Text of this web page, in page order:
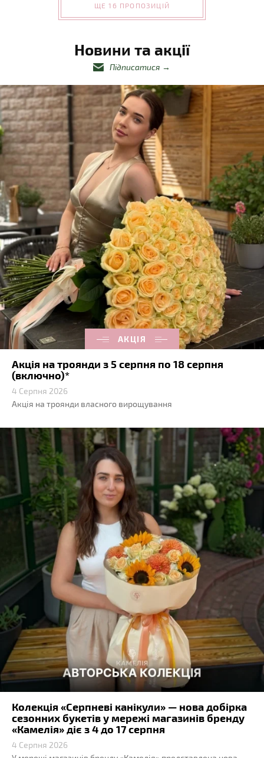
ЩЕ 16 ПРОПОЗИЦІЙ
Новини та акції
Підписатися →
АКЦІЯ
Акція на троянди з 5 серпня по 18 серпня
(включно)*
4 Серпня 2026
Акція на троянди власного вирощування
Колекція «Серпневі канікули» — нова добірка
сезонних букетів у мережі магазинів бренду
«Камелія» діє з 4 до 17 серпня
4 Серпня 2026